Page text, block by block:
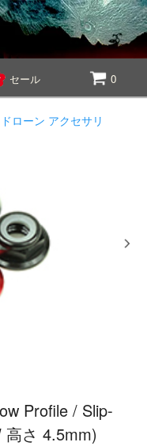
セール 0
ドローン アクセサリ
Profile / Slip-
高さ 4.5mm)